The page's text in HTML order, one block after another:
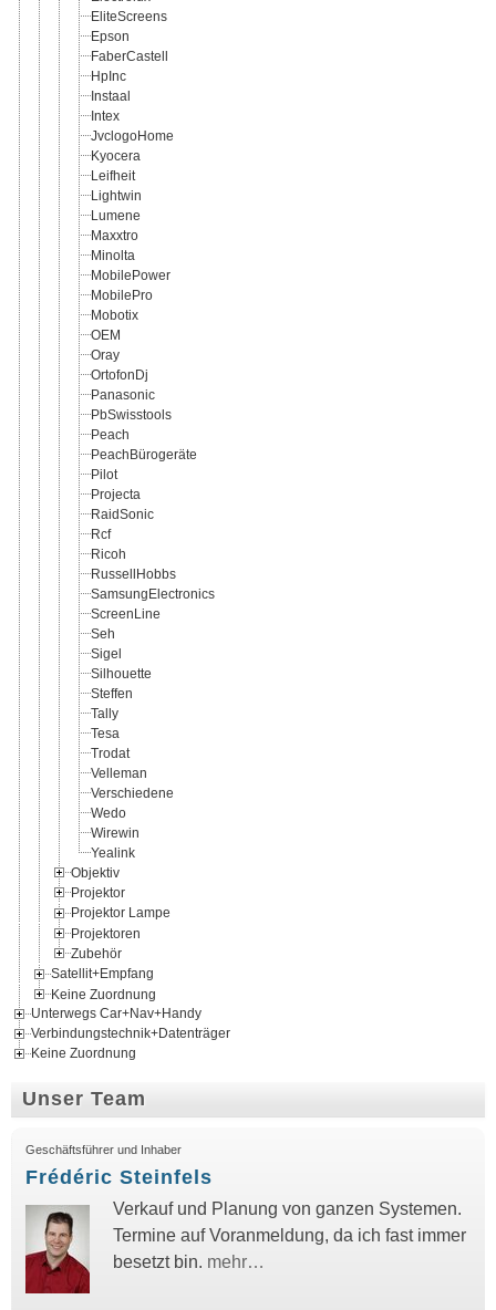
EliteScreens
Epson
FaberCastell
HpInc
Instaal
Intex
JvclogoHome
Kyocera
Leifheit
Lightwin
Lumene
Maxxtro
Minolta
MobilePower
MobilePro
Mobotix
OEM
Oray
OrtofonDj
Panasonic
PbSwisstools
Peach
PeachBürogeräte
Pilot
Projecta
RaidSonic
Rcf
Ricoh
RussellHobbs
SamsungElectronics
ScreenLine
Seh
Sigel
Silhouette
Steffen
Tally
Tesa
Trodat
Velleman
Verschiedene
Wedo
Wirewin
Yealink
Objektiv
Projektor
Projektor Lampe
Projektoren
Zubehör
Satellit+Empfang
Keine Zuordnung
Unterwegs Car+Nav+Handy
Verbindungstechnik+Datenträger
Keine Zuordnung
Unser Team
Geschäftsführer und Inhaber
Frédéric Steinfels
Verkauf und Planung von ganzen Systemen.
Termine auf Voranmeldung, da ich fast immer
besetzt bin. mehr…